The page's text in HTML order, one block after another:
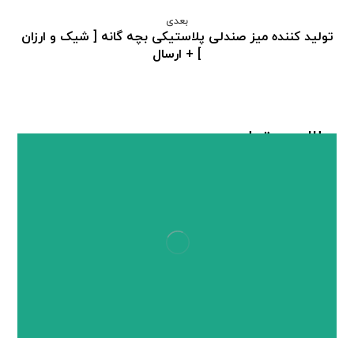
بعدی
تولید کننده میز صندلی پلاستیکی بچه گانه [ شیک و ارزان
] + ارسال
مطالب مرتبط ...